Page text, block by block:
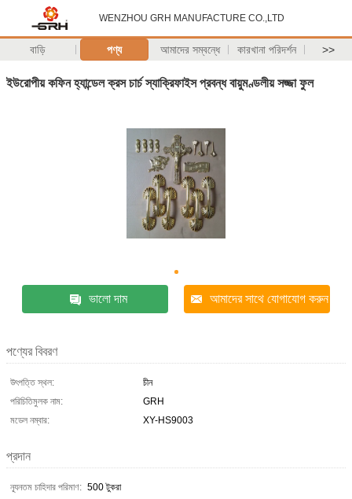
WENZHOU GRH MANUFACTURE CO.,LTD
বাড়ি পণ্য আমাদের সম্বন্ধে কারখানা পরিদর্শন >>
ইউরোপীয় কফিন হ্যান্ডেল ক্রস চার্চ স্যাক্রিফাইস প্রবন্ধ বায়ুমণ্ডলীয় সজ্জা ফুল
ভালো দাম আমাদের সাথে যোগাযোগ করুন
পণ্যের বিবরণ
উৎপত্তি স্থল:
চীন
পরিচিতিমুলক নাম:
GRH
মডেল নম্বার:
XY-HS9003
প্রদান
ন্যূনতম চাহিদার পরিমাণ: 500 টুকরা